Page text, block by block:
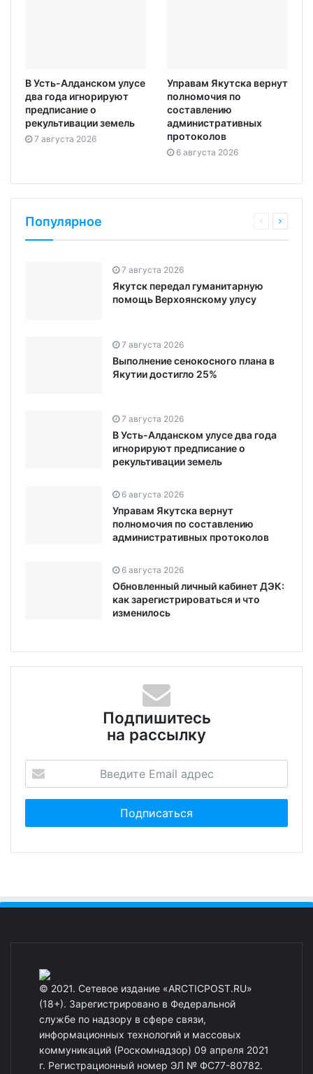
В Усть-Алданском улусе
два года игнорируют
предписание о
рекультивации земель
7 августа 2026
Управам Якутска вернут
полномочия по
составлению
административных
протоколов
6 августа 2026
Популярное
7 августа 2026
Якутск передал гуманитарную
помощь Верхоянскому улусу
7 августа 2026
Выполнение сенокосного плана в
Якутии достигло 25%
7 августа 2026
В Усть-Алданском улусе два года
игнорируют предписание о
рекультивации земель
6 августа 2026
Управам Якутска вернут
полномочия по составлению
административных протоколов
6 августа 2026
Обновленный личный кабинет ДЭК:
как зарегистрироваться и что
изменилось
Подпишитесь
на рассылку
© 2021. Сетевое издание «ARCTICPOST.RU»
(18+). Зарегистрировано в Федеральной
службе по надзору в сфере связи,
информационных технологий и массовых
коммуникаций (Роскомнадзор) 09 апреля 2021
г. Регистрационный номер ЭЛ № ФС77-80782.